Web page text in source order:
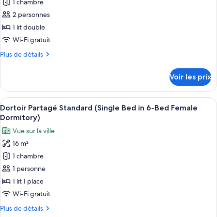
Supérieure
photos
pour
ce
type
chambre :
Standard
1 chambre
2 personnes
1 lit double
Wi-Fi gratuit
Plus de détails
Plus
le
type
de
chambre
Double
Standard
Voir les prix
Afficher
toutes
les
photos
pour
ce
type
de
chambre :
Partagé
Un balcon doté d’une rambarde en
8
Dortoir Partagé Standard (Single Bed in 6-Bed Female
Dormitory)
Vue sur la ville
16 m²
1 chambre
1 personne
1 lit 1 place
Wi-Fi gratuit
Plus de détails
Plus